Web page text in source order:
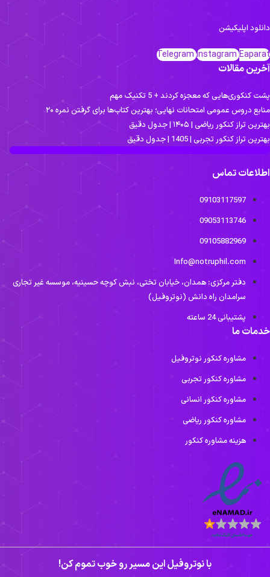
دانلود اپلیکیشن
Telegram Instagram Eaparat
آخرین مقالات
پشت کنکوری‌هایی که معجزه کردند + 5 تکنیک مهم
منابع دروس عمومی امتحانات نهایی؛ بهترین کتاب‌ها برای گرفتن نمره ۲۰
بهترین تراز کنکور ریاضی | ۱۴۰۵ | جدول دقیق
بهترین تراز کنکور تجربی | 1405 | جدول دقیق
اطلاعات تماس
09103117597
09053113746
09105882969
Info@notruphil.com
دفتر مرکزی: همدان، خیابان تختی، نبش کوچه حسینیه، موسسه غیر تجاری
سرامدان راه دانش (نوتروفیل)
پشتیبانی 24 ساعته
خدمات ما
مشاوره کنکور نوتروفیل
مشاوره کنکور تجربی
مشاوره کنکور انسانی
مشاوره کنکور ریاضی
هزینه مشاوره کنکور
با نوتروفیل این مسیر رو خوب تموم کن!